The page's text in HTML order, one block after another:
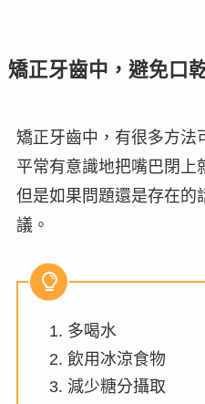
矯正牙齒中，避免口
矯正牙齒中，有很多方法
平常有意識地把嘴巴閉上
但是如果問題還是存在的
議。
多喝水
飲用冰涼食物
減少糖分攝取